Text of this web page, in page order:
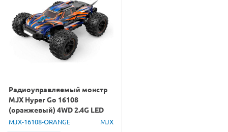
Радиоуправляемый монстр
MJX Hyper Go 16108
(оранжевый) 4WD 2.4G LED
1/16 RTR
MJX-16108-ORANGE MJX